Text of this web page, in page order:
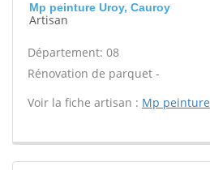
Mp peinture Uroy, Cauroy
Artisan
Département: 08
Rénovation de parquet -
Voir la fiche artisan : Mp peinture